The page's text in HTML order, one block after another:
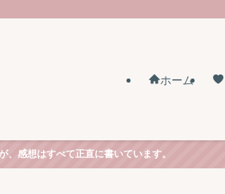
ホーム
感想はすべて正直に書いています。